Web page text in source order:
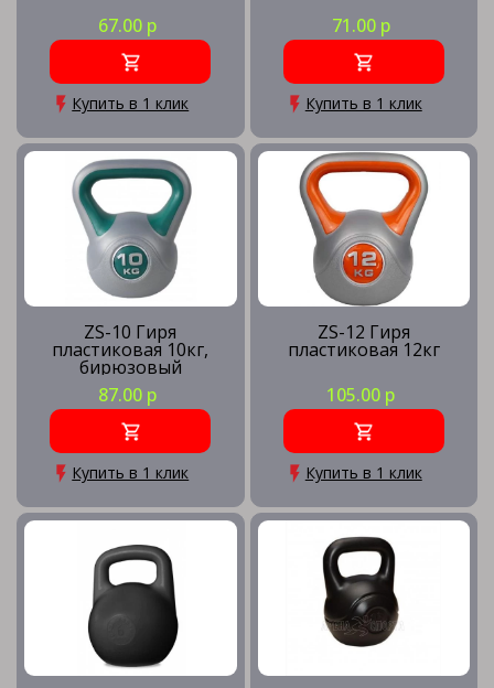
67.00 р
Купить в 1 клик
71.00 р
Купить в 1 клик
ZS-10 Гиря
пластиковая 10кг,
бирюзовый
87.00 р
Купить в 1 клик
ZS-12 Гиря
пластиковая 12кг
105.00 р
Купить в 1 клик